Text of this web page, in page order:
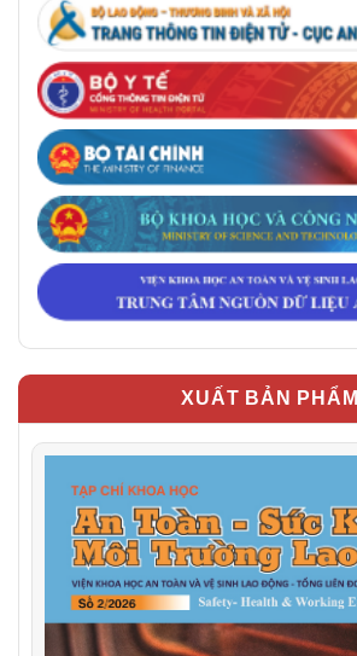
XUẤT BẢN PHẨM